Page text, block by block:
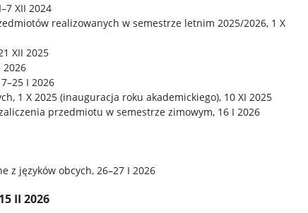
XII 2024
realizowanych w semestrze letnim 2025/2026, 1 X
XII 2025
2026
I 2026
1 X 2025 (inauguracja roku akademickiego), 10 XI 2025
przedmiotu w semestrze zimowym, 16 I 2026
z języków obcych, 26–27 I 2026
II 2026